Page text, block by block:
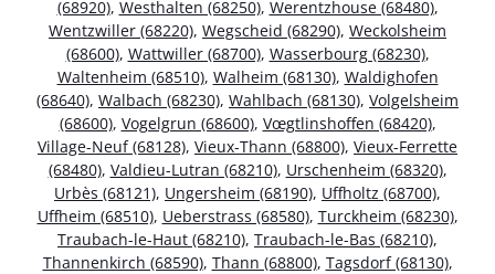
(68920), Westhalten (68250), Werentzhouse (68480),
Wentzwiller (68220), Wegscheid (68290), Weckolsheim
(68600), Wattwiller (68700), Wasserbourg (68230),
Waltenheim (68510), Walheim (68130), Waldighofen
(68640), Walbach (68230), Wahlbach (68130), Volgelsheim
(68600), Vogelgrun (68600), Vœgtlinshoffen (68420),
Village-Neuf (68128), Vieux-Thann (68800), Vieux-Ferrette
(68480), Valdieu-Lutran (68210), Urschenheim (68320),
Urbès (68121), Ungersheim (68190), Uffholtz (68700),
Uffheim (68510), Ueberstrass (68580), Turckheim (68230),
Traubach-le-Haut (68210), Traubach-le-Bas (68210),
Thannenkirch (68590), Thann (68800), Tagsdorf (68130),